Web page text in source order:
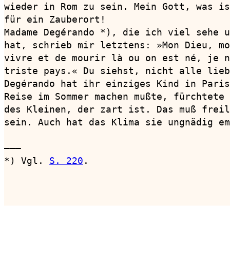
wieder in Rom zu sein. Mein Gott, was
für ein Zauberort!
Madame Degérando *), die ich viel sehe
hat, schrieb mir letztens: »Mon Dieu,
vivre et de mourir là ou on est né, je
triste pays.« Du siehst, nicht alle
Degérando hat ihr einziges Kind in
Reise im Sommer machen mußte,
des Kleinen, der zart ist. Das muß
sein. Auch hat das Klima sie ungnädig
———
*) Vgl. S. 220 .